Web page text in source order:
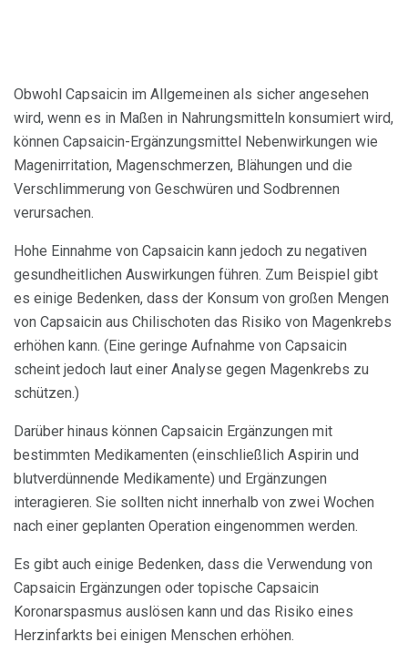
Obwohl Capsaicin im Allgemeinen als sicher angesehen
wird, wenn es in Maßen in Nahrungsmitteln konsumiert wird,
können Capsaicin-Ergänzungsmittel Nebenwirkungen wie
Magenirritation, Magenschmerzen, Blähungen und die
Verschlimmerung von Geschwüren und Sodbrennen
verursachen.
Hohe Einnahme von Capsaicin kann jedoch zu negativen
gesundheitlichen Auswirkungen führen. Zum Beispiel gibt
es einige Bedenken, dass der Konsum von großen Mengen
von Capsaicin aus Chilischoten das Risiko von Magenkrebs
erhöhen kann. (Eine geringe Aufnahme von Capsaicin
scheint jedoch laut einer Analyse gegen Magenkrebs zu
schützen.)
Darüber hinaus können Capsaicin Ergänzungen mit
bestimmten Medikamenten (einschließlich Aspirin und
blutverdünnende Medikamente) und Ergänzungen
interagieren. Sie sollten nicht innerhalb von zwei Wochen
nach einer geplanten Operation eingenommen werden.
Es gibt auch einige Bedenken, dass die Verwendung von
Capsaicin Ergänzungen oder topische Capsaicin
Koronarspasmus auslösen kann und das Risiko eines
Herzinfarkts bei einigen Menschen erhöhen.